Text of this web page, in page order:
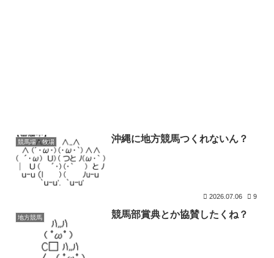
競馬場・牧場 沖縄に地方競馬つくれないん？
2026.07.06 9
地方競馬 競馬部賞典とか協賛したくね？